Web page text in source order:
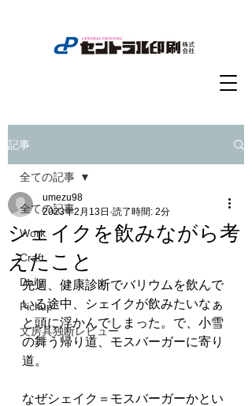
記事
全ての記事
Work
Craft
Daily
Pickup
文房具独断レビュー
全ての記事
シェイクを飲みながら考
えたこと
umezu98
2023年2月13日 読了時間: 2分
先週、健康診断でバリウムを飲んで
いる途中、シェイクが飲みたいなぁ
と頭に浮かんでしまった。で、小雪
の舞う帰り道、モスバーガーに寄り
道。
なぜシェイク＝モスバーガーかとい